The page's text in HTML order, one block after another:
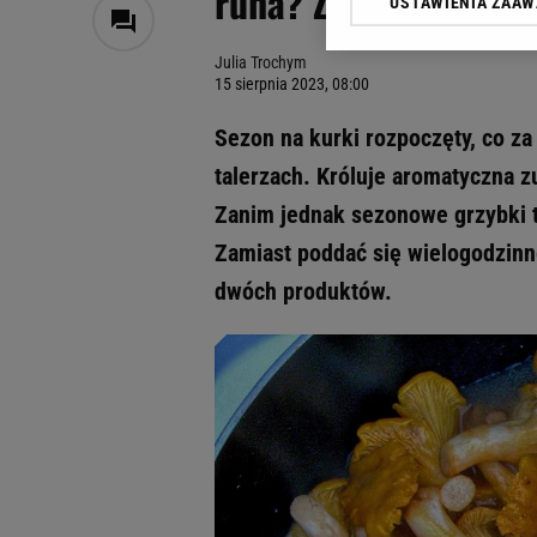
Julia Trochym
15 sierpnia 2023, 08:00
Sezon na kurki rozpoczęty, co
talerzach. Króluje aromatyczna
Zanim jednak sezonowe grzybki
Zamiast poddać się
dwóch produktów.
Klikając „Akceptuję”
odnośnik „Ustawienia
My, nasi Zaufani
Użycie dokładnych
Przechowywanie
badnie odbiorców i